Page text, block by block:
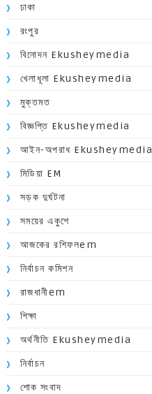
ঢাকা
রংপুর
বিনোদন Ekusheymedia
খেলাধূলা Ekusheymedia
মুক্তমত
বিজ্ঞপ্তি Ekusheymedia
আইন-অপরাধ Ekusheymedia
মিডিয়া EM
সড়ক দুর্ঘটনা
সময়ের একুশে
আজকের রশিফলem
নির্বাচন কমিশন
রাজধানীem
শিক্ষা
অর্থনীতি Ekusheymedia
নির্বাচন
শোক সংবাদ